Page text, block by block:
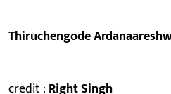
Thiruchengode
credit : Right Singh